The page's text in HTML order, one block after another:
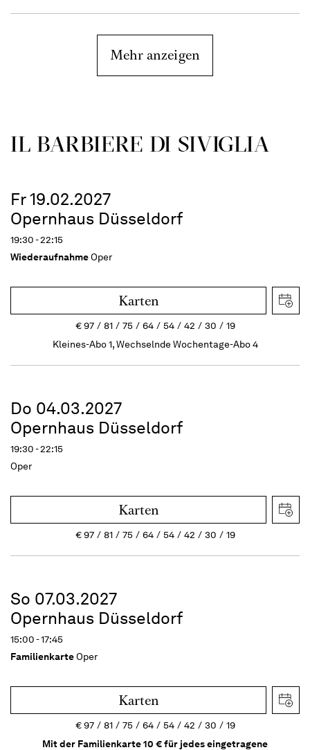
Mehr anzeigen
IL BARBIERE DI SIVIGLIA
Fr 19.02.2027
Opernhaus Düsseldorf
19:30 - 22:15
WiederaufnahmeOper
Karten
€97 81 75 64 54 42 30
19
Kleines-Abo 1, Wechselnde Wochentage-Abo 4
Do 04.03.2027
Opernhaus Düsseldorf
19:30 - 22:15
Oper
Karten
€97 81 75 64 54 42 30 19
So 07.03.2027
Opernhaus Düsseldorf
15:00 - 17:45
FamilienkarteOper
Karten
€97 81 75 64 54 42 30
19
Mit der Familienkarte 10 € für jedes eingetragene